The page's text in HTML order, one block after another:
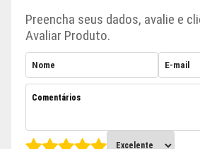
Preencha seus dados, avalie e
Avaliar Produto.